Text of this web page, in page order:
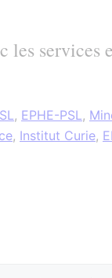
les services
, EPHE-PSL,
, Institut Curie,